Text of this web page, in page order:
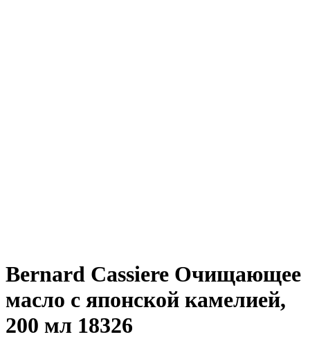
Bernard Cassiere Очищающее
масло с японской камелией,
200 мл 18326